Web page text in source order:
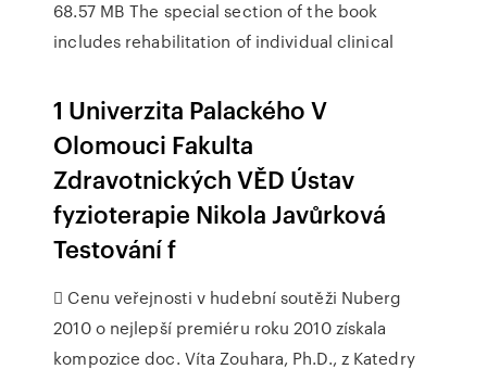
68.57 MB The special section of the book
includes rehabilitation of individual clinical
1 Univerzita Palackého V
Olomouci Fakulta
Zdravotnických VĚD Ústav
fyzioterapie Nikola Javůrková
Testování f
 Cenu veřejnosti v hudební soutěži Nuberg
2010 o nejlepší premiéru roku 2010 získala
kompozice doc. Víta Zouhara, Ph.D., z Katedry